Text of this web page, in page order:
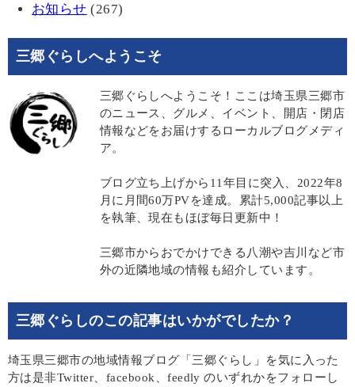
お知らせ (267)
三郷ぐらしへようこそ
三郷ぐらしへようこそ！ここは埼玉県三郷市
のニュース、グルメ、イベント、開店・閉店
情報などをお届けするローカルブログメディ
ア。
ブログ立ち上げから11年目に突入、2022年8
月に月間60万PVを達成。累計5,000記事以上
を執筆、現在もほぼ毎日更新中！
三郷市からおでかけできる八潮や吉川など市
外の近隣地域の情報も紹介しています。
三郷ぐらしのこの記事はいかがでしたか？
埼玉県三郷市の地域情報ブログ「三郷ぐらし」を気に入った
方は是非Twitter、facebook、feedly のいずれかをフォローし